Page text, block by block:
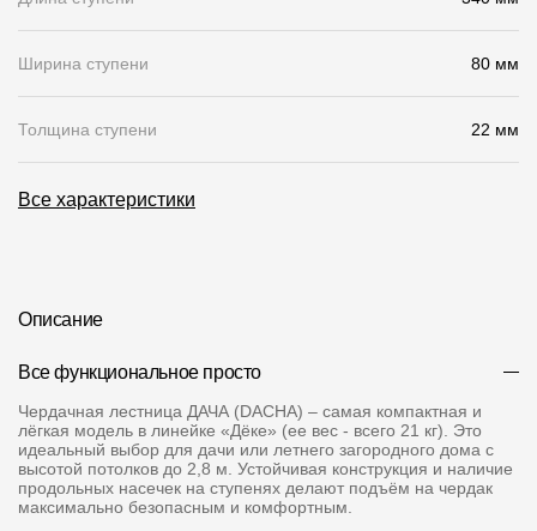
Контроль качества кровли
Предложения по сотрудничеству
Вакансии
B2B
Отзывы
Ширина ступени 80 мм
Толщина ступени 22 мм
Все характеристики
Описание
Все функциональное просто
Чердачная лестница ДАЧА (DACHA) – самая компактная и
лёгкая модель в линейке «Дёке» (ее вес - всего 21 кг). Это
идеальный выбор для дачи или летнего загородного дома с
высотой потолков до 2,8 м. Устойчивая конструкция и наличие
продольных насечек на ступенях делают подъём на чердак
максимально безопасным и комфортным.